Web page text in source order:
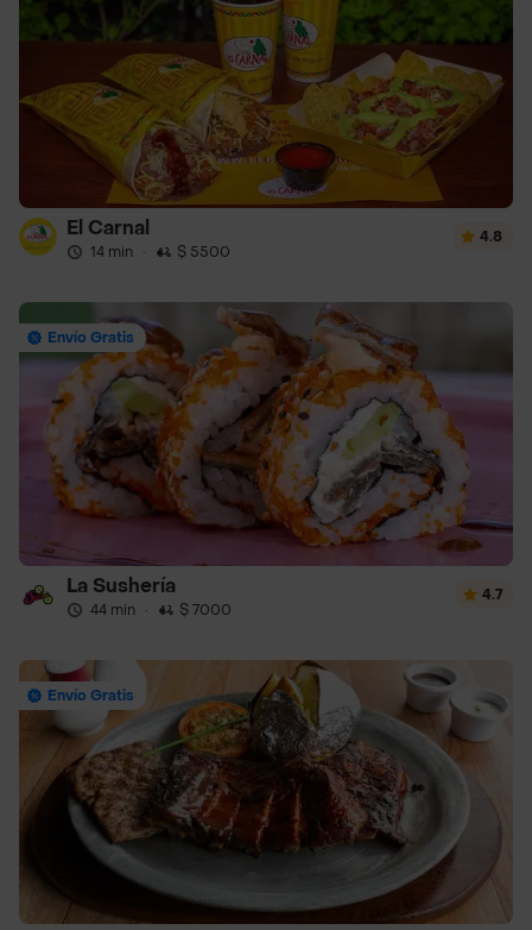
El Carnal
14 min · $ 5500
4.8
Envío Gratis
La Sushería
44 min · $ 7000
4.7
Envío Gratis